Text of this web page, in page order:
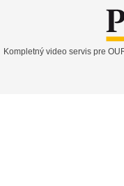
Kompletný video servis pre